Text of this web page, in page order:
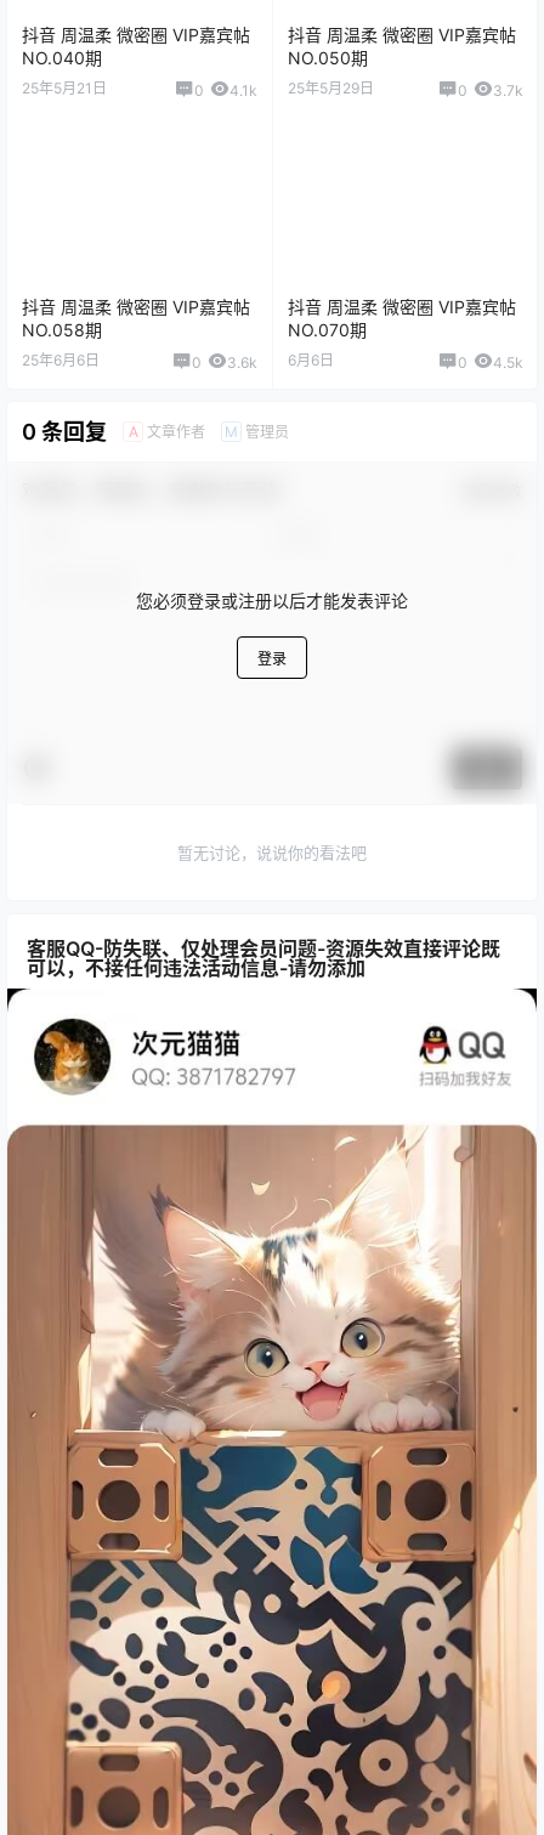
抖音 周温柔 微密圈 VIP嘉宾帖
NO.040期
25年5月21日 0 4.1k
抖音 周温柔 微密圈 VIP嘉宾帖
NO.050期
25年5月29日 0 3.7k
抖音 周温柔 微密圈 VIP嘉宾帖
NO.058期
25年6月6日 0 3.6k
抖音 周温柔 微密圈 VIP嘉宾帖
NO.070期
6月6日 0 4.5k
0 条回复 A 文章作者 M 管理员
您必须登录或注册以后才能发表评论
登录
暂无讨论，说说你的看法吧
客服QQ-防失联、仅处理会员问题-资源失效直接评论既
可以，不接任何违法活动信息-请勿添加